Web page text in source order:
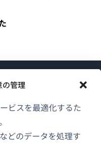
の管理
ビスを最適化するた
どのデータを処理す
て
ーポリシー